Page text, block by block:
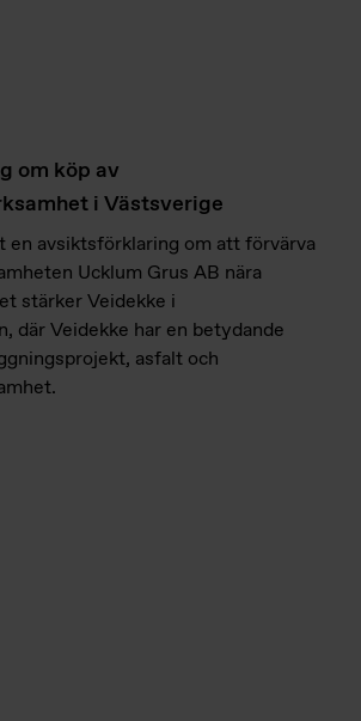
om köp av
i Västsverige
en avsiktsförklaring om att förvärva
Ucklum Grus AB nära
stärker Veidekke i
där Veidekke har en betydande
asfalt och